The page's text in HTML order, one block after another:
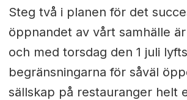
Steg två i planen för det
öppnandet av vårt samhälle
och med torsdag den 1 juli lyfts
begränsningarna för såväl
sällskap på restauranger helt